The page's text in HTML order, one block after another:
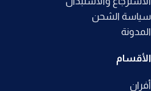
سياسة الشحن
المدونة
الأقسام
أفران